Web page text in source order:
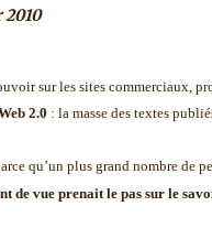
2010
sur les sites commerciaux,
2.0 : la masse des textes
qu’un plus grand nombre de
de vue prenait le pas sur le